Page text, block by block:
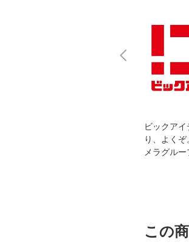
ビックアイ
り、よく
メラグル
この